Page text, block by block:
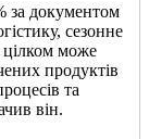
за документом
сезонне
цілком може
продуктів
та
він.